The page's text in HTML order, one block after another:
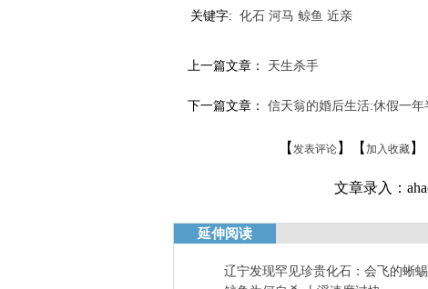
关键字: 化石 河马 鲸鱼 近亲
上一篇文章： 天生杀手
下一篇文章： 信天翁的婚后生活:休假一年
【 发表评论 】【 加入收藏 】
文章录入：
延伸阅读
辽宁发现罕见珍贵化石：会飞的蜥蜴